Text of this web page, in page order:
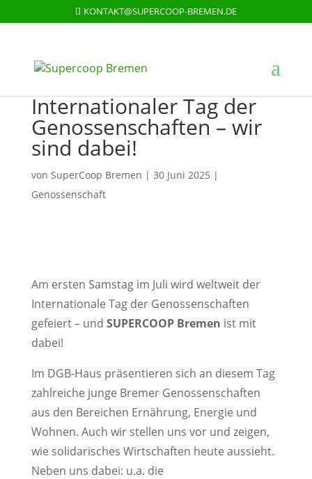
KONTAKT@SUPERCOOP-BREMEN.DE
Internationaler Tag der
Genossenschaften – wir
sind dabei!
von SuperCoop Bremen | 30 Juni 2025 |
Genossenschaft
Am ersten Samstag im Juli wird weltweit der
Internationale Tag der Genossenschaften
gefeiert – und SUPERCOOP Bremen ist mit
dabei!
Im DGB-Haus präsentieren sich an diesem Tag
zahlreiche junge Bremer Genossenschaften
aus den Bereichen Ernährung, Energie und
Wohnen. Auch wir stellen uns vor und zeigen,
wie solidarisches Wirtschaften heute aussieht.
Neben uns dabei: u.a. die